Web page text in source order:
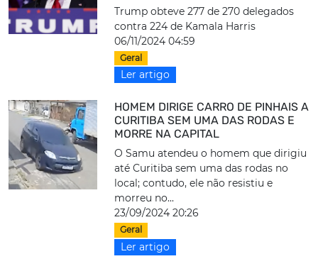
Trump obteve 277 de 270 delegados
contra 224 de Kamala Harris
06/11/2024 04:59
Geral
Ler artigo
HOMEM DIRIGE CARRO DE PINHAIS A
CURITIBA SEM UMA DAS RODAS E
MORRE NA CAPITAL
O Samu atendeu o homem que dirigiu
até Curitiba sem uma das rodas no
local; contudo, ele não resistiu e
morreu no...
23/09/2024 20:26
Geral
Ler artigo